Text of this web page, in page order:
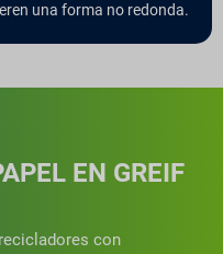
una forma no redonda.
EN GREIF
con